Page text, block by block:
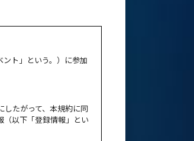
ント」という。）に参加
たがって、本規約に同
（以下「登録情報」とい